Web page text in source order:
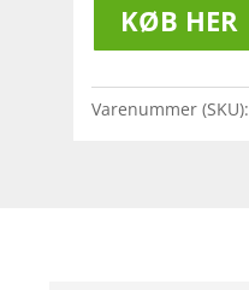
KØB HER
Varenummer (SKU):